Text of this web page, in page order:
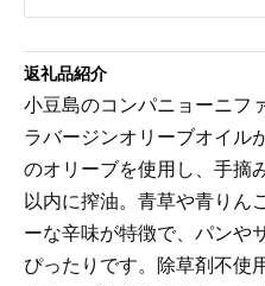
返礼品紹介
小豆島のコンパニョーニフ
ラバージンオリーブオイル
のオリーブを使用し、手摘
以内に搾油。青草や青りん
ーな辛味が特徴で、パンや
ぴったりです。除草剤不使